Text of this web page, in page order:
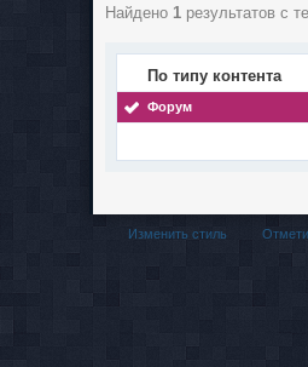
Найдено 1 результатов с
По типу контента
Форум
Изменить стиль